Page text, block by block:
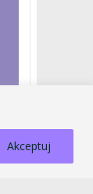
Akceptuj